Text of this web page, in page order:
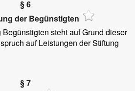
§ 6
der Begünstigten
steht auf Grund dieser
auf Leistungen der Stiftung
§ 7